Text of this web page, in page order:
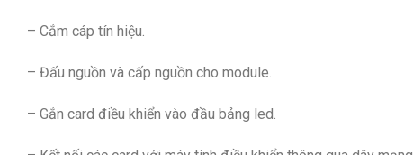
– Cắm cáp tín hiệu.
– Đấu nguồn và cấp nguồn cho module.
– Gắn card điều khiển vào đầu bảng led.